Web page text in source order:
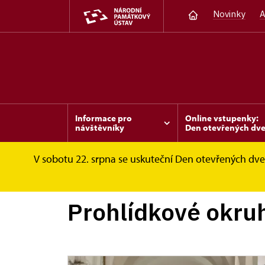
Novinky
Informace pro
návštěvníky
Online vstupenky:
Den otevřených
V sobotu 22. srpna se uskuteční Den otevřených
Invalidovna Informace pro návštěvníky
Prohlídkové